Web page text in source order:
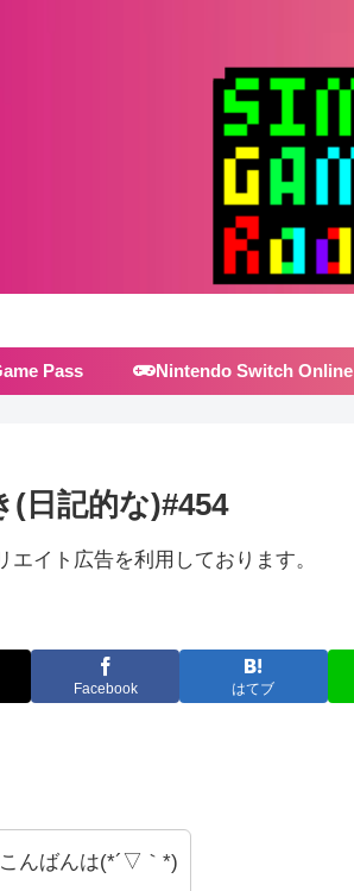
Pass Nintendo Switch Online
(日記的な)#454
イト広告を利用しております。
Facebook はてブ